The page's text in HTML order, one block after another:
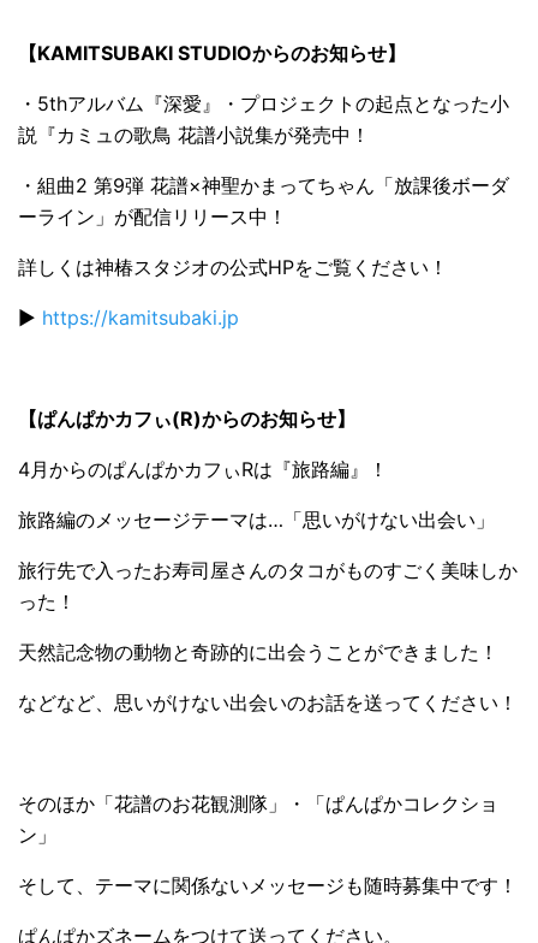
【KAMITSUBAKI STUDIOからのお知らせ】
・5thアルバム『深愛』・プロジェクトの起点となった小
説『カミュの歌鳥 花譜小説集が発売中！
・組曲2 第9弾 花譜×神聖かまってちゃん「放課後ボーダ
ーライン」が配信リリース中！
詳しくは神椿スタジオの公式HPをご覧ください！
▶️ https://kamitsubaki.jp
【ぱんぱかカフぃ(R)からのお知らせ】
4月からのぱんぱかカフぃRは『旅路編』！
旅路編のメッセージテーマは…「思いがけない出会い」
旅行先で入ったお寿司屋さんのタコがものすごく美味しか
った！
天然記念物の動物と奇跡的に出会うことができました！
などなど、思いがけない出会いのお話を送ってください！
そのほか「花譜のお花観測隊」・「ぱんぱかコレクショ
ン」
そして、テーマに関係ないメッセージも随時募集中です！
ぱんぱかズネームをつけて送ってください。